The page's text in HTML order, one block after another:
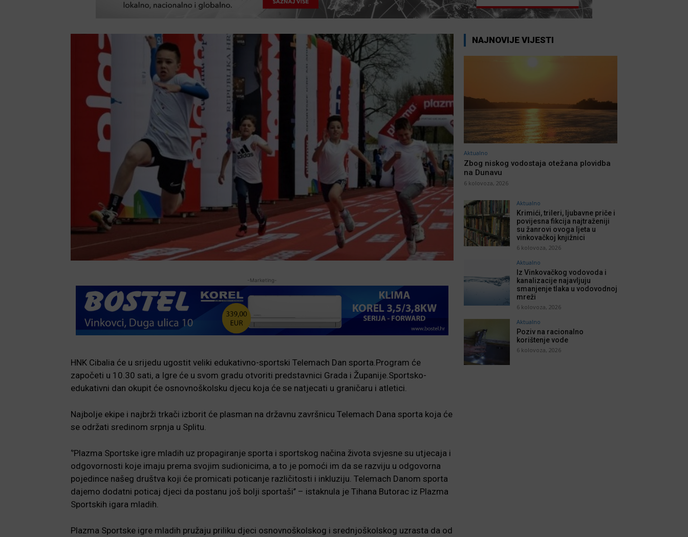
-Marketing-
HNK Cibalia će u srijedu ugostit veliki edukativno-sportski Telemach Dan sporta.Program će
započeti u 10.30 sati, a Igre će u svom gradu otvoriti predstavnici Grada i Županije.Sportsko-
edukativni dan okupit će osnovnoškolsku djecu koja će se natjecati u graničaru i atletici.
Najbolje ekipe i najbrži trkači izborit će plasman na državnu završnicu Telemach Dana sporta koja će
se održati sredinom srpnja u Splitu.
‘’Plazma Sportske igre mladih uz propagiranje sporta i sportskog načina života svjesne su utjecaja i
odgovornosti koje imaju prema svojim sudionicima, a to je pomoći im da se razviju u odgovorna
pojedince našeg društva koji će promicati poticanje različitosti i inkluziju. Telemach Danom sporta
dajemo dodatni poticaj djeci da postanu još bolji sportaši’’ – istaknula je Tihana Butorac iz Plazma
Sportskih igara mladih.
Plazma Sportske igre mladih pružaju priliku djeci osnovnoškolskog i srednjoškolskog uzrasta da od
NAJNOVIJE VIJESTI
Aktualno
Zbog niskog vodostaja otežana plovidba
na Dunavu
6 kolovoza, 2026
Aktualno
Krimići, trileri, ljubavne priče i
povijesna fikcija najtraženiji
su žanrovi ovoga ljeta u
vinkovačkoj knjižnici
6 kolovoza, 2026
Aktualno
Iz Vinkovačkog vodovoda i
kanalizacije najavljuju
smanjenje tlaka u vodovodnoj
mreži
6 kolovoza, 2026
Aktualno
Poziv na racionalno
korištenje vode
6 kolovoza, 2026